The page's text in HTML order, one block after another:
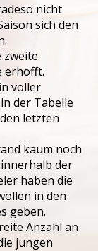
nicht
sich den
zweite
erhofft.
voller
der Tabelle
letzten
kaum noch
der
haben die
in den
geben.
Anzahl an
jungen